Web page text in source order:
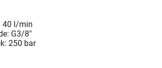
40 l/min
G3/8"
250 bar